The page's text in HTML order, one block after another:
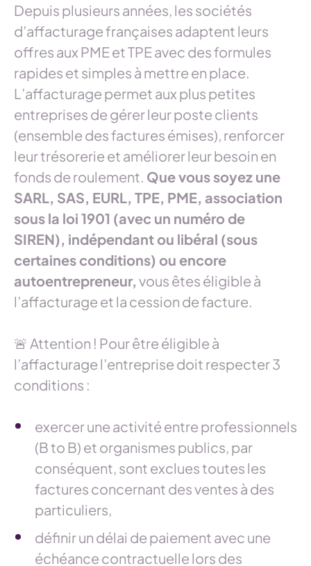
Depuis plusieurs années, les sociétés
d’affacturage françaises adaptent leurs
offres aux PME et TPE avec des formules
rapides et simples à mettre en place.
L’affacturage permet aux plus petites
entreprises de gérer leur poste clients
(ensemble des factures émises), renforcer
leur trésorerie et améliorer leur besoin en
fonds de roulement. Que vous soyez une
SARL, SAS, EURL, TPE, PME, association
sous la loi 1901 (avec un numéro de
SIREN), indépendant ou libéral (sous
certaines conditions) ou encore
autoentrepreneur, vous êtes éligible à
l’affacturage et la cession de facture.
🚨 Attention ! Pour être éligible à
l’affacturage l’entreprise doit respecter 3
conditions :
exercer une activité entre professionnels
(B to B) et organismes publics, par
conséquent, sont exclues toutes les
factures concernant des ventes à des
particuliers,
définir un délai de paiement avec une
échéance contractuelle lors des